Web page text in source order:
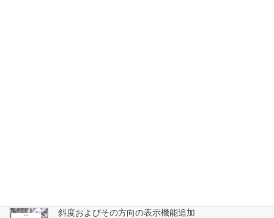
斜度およびその方向の表示機能追加